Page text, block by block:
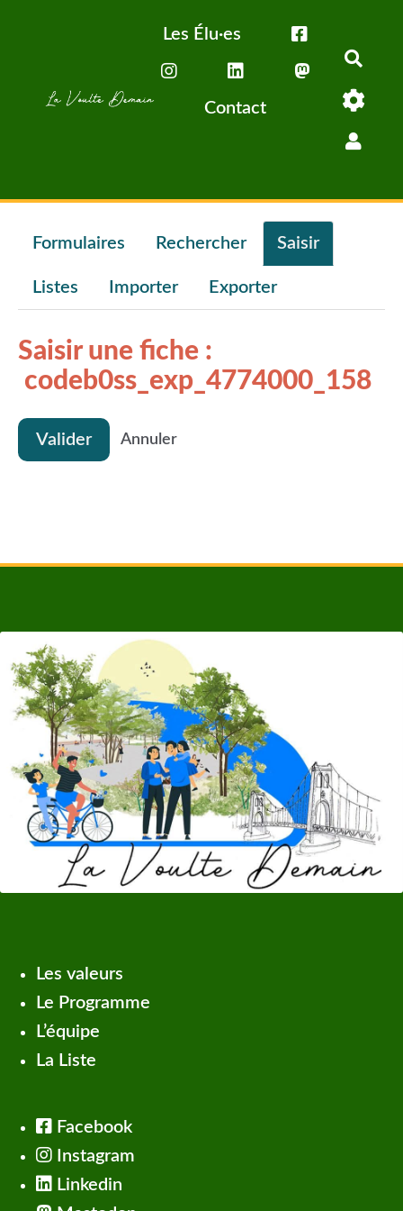
Aller au contenu principal
Les Élu·es
Contact
Formulaires Rechercher Saisir
Listes Importer Exporter
Saisir une fiche :
codeb0ss_exp_4774000_158
Valider Annuler
Les valeurs
Le Programme
L’équipe
La Liste
Facebook
Instagram
Linkedin